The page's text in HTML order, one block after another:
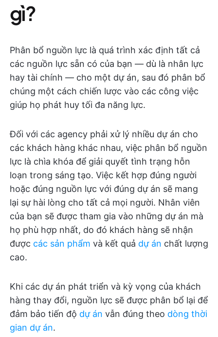
gì?
Phân bổ nguồn lực là quá trình xác định tất cả
các nguồn lực sẵn có của bạn — dù là nhân lực
hay tài chính — cho một dự án, sau đó phân bổ
chúng một cách chiến lược vào các công việc
giúp họ phát huy tối đa năng lực.
Đối với các agency phải xử lý nhiều dự án cho
các khách hàng khác nhau, việc phân bổ nguồn
lực là chìa khóa để giải quyết tình trạng hỗn
loạn trong sáng tạo. Việc kết hợp đúng người
hoặc đúng nguồn lực với đúng dự án sẽ mang
lại sự hài lòng cho tất cả mọi người. Nhân viên
của bạn sẽ được tham gia vào những dự án mà
họ phù hợp nhất, do đó khách hàng sẽ nhận
được các sản phẩm và kết quả dự án chất lượng
cao.
Khi các dự án phát triển và kỳ vọng của khách
hàng thay đổi, nguồn lực sẽ được phân bổ lại để
đảm bảo tiến độ dự án vẫn đúng theo dòng thời
gian dự án.